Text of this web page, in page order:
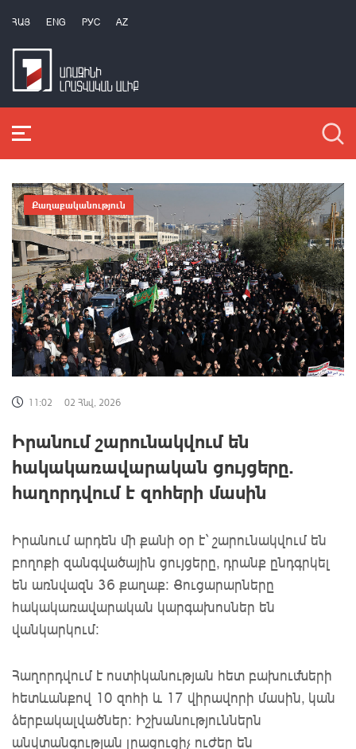
ՀԱՅ ENG РУС AZ
Քաղաքականություն
11:02 02 Հնվ, 2026
Իրանում շարունակվում են
հակակառավարական ցույցերը.
հաղորդվում է զոհերի մասին
Իրանում արդեն մի քանի օր է` շարունակվում են
բողոքի զանգվածային ցույցերը, դրանք ընդգրկել
են առնվազն 36 քաղաք: Ցուցարարները
հակակառավարական կարգախոսներ են
վանկարկում:
Հաղորդվում է ոստիկանության հետ բախումների
հետևանքով 10 զոհի և 17 վիրավորի մասին, կան
ձերբակալվածներ: Իշխանություններն
անվտանգության լրացուցիչ ուժեր են